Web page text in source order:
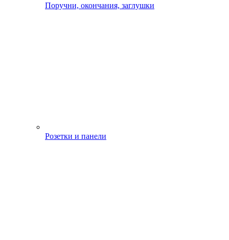
Поручни, окончания, заглушки
Розетки и панели